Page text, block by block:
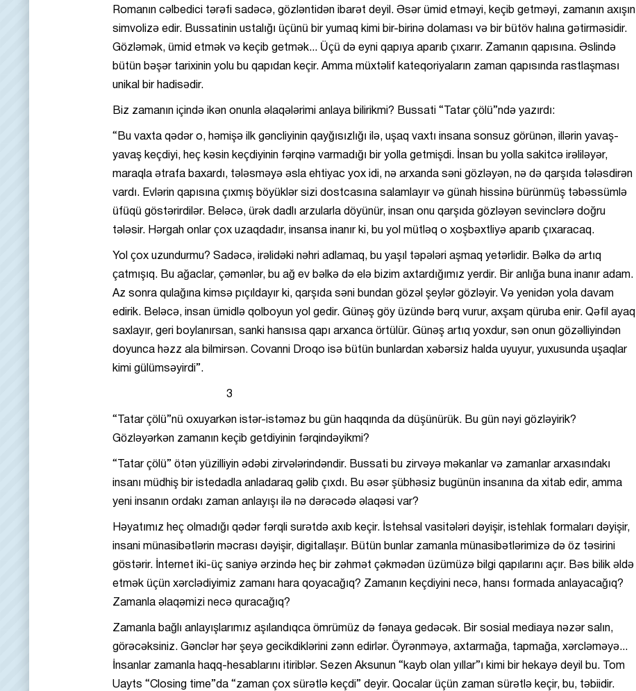
Romanın cəlbedici tərəfi sadəcə, gözləntidən ibarət deyil. Əsər ümid etməyi, keçib getməyi, zamanın axışını
simvolizə edir. Bussatinin ustalığı üçünü bir yumaq kimi bir-birinə dolaması və bir bütöv halına gətirməsidir.
Gözləmək, ümid etmək və keçib getmək... Üçü də eyni qapıya aparıb çıxarır. Zamanın qapısına. Əslində
bütün bəşər tarixinin yolu bu qapıdan keçir. Amma müxtəlif kateqoriyaların zaman qapısında rastlaşması
unikal bir hadisədir.
Biz zamanın içində ikən onunla əlaqələrimi anlaya bilirikmi? Bussati “Tatar çölü”ndə yazırdı:
“Bu vaxta qədər o, həmişə ilk gəncliyinin qayğısızlığı ilə, uşaq vaxtı insana sonsuz görünən, illərin yavaş-
yavaş keçdiyi, heç kəsin keçdiyinin fərqinə varmadığı bir yolla getmişdi. İnsan bu yolla sakitcə irəliləyər,
maraqla ətrafa baxardı, tələsməyə əsla ehtiyac yox idi, nə arxanda səni gözləyən, nə də qarşıda tələsdirən
vardı. Evlərin qapısına çıxmış böyüklər sizi dostcasına salamlayır və günah hissinə bürünmüş təbəssümlə
üfüqü göstərirdilər. Beləcə, ürək dadlı arzularla döyünür, insan onu qarşıda gözləyən sevinclərə doğru
tələsir. Hərgah onlar çox uzaqdadır, insansa inanır ki, bu yol mütləq o xoşbəxtliyə aparıb çıxaracaq.
Yol çox uzundurmu? Sadəcə, irəlidəki nəhri adlamaq, bu yaşıl təpələri aşmaq yetərlidir. Bəlkə də artıq
çatmışıq. Bu ağaclar, çəmənlər, bu ağ ev bəlkə də elə bizim axtardığımız yerdir. Bir anlığa buna inanır adam.
Az sonra qulağına kimsə pıçıldayır ki, qarşıda səni bundan gözəl şeylər gözləyir. Və yenidən yola davam
edirik. Beləcə, insan ümidlə qolboyun yol gedir. Günəş göy üzündə bərq vurur, axşam qüruba enir. Qəfil ayaq
saxlayır, geri boylanırsan, sanki hansısa qapı arxanca örtülür. Günəş artıq yoxdur, sən onun gözəlliyindən
doyunca həzz ala bilmirsən. Covanni Droqo isə bütün bunlardan xəbərsiz halda uyuyur, yuxusunda uşaqlar
kimi gülümsəyirdi”.
3
“Tatar çölü”nü oxuyarkən istər-istəməz bu gün haqqında da düşünürük. Bu gün nəyi gözləyirik?
Gözləyərkən zamanın keçib getdiyinin fərqindəyikmi?
“Tatar çölü” ötən yüzilliyin ədəbi zirvələrindəndir. Bussati bu zirvəyə məkanlar və zamanlar arxasındakı
insanı müdhiş bir istedadla anladaraq gəlib çıxdı. Bu əsər şübhəsiz bugünün insanına da xitab edir, amma
yeni insanın ordakı zaman anlayışı ilə nə dərəcədə əlaqəsi var?
Həyatımız heç olmadığı qədər fərqli surətdə axıb keçir. İstehsal vasitələri dəyişir, istehlak formaları dəyişir,
insani münasibətlərin məcrası dəyişir, digitallaşır. Bütün bunlar zamanla münasibətlərimizə də öz təsirini
göstərir. İnternet iki-üç saniyə ərzində heç bir zəhmət çəkmədən üzümüzə bilgi qapılarını açır. Bəs bilik əldə
etmək üçün xərclədiyimiz zamanı hara qoyacağıq? Zamanın keçdiyini necə, hansı formada anlayacağıq?
Zamanla əlaqəmizi necə quracağıq?
Zamanla bağlı anlayışlarımız aşılandıqca ömrümüz də fənaya gedəcək. Bir sosial mediaya nəzər salın,
görəcəksiniz. Gənclər hər şeyə gecikdiklərini zənn edirlər. Öyrənməyə, axtarmağa, tapmağa, xərcləməyə...
İnsanlar zamanla haqq-hesablarını itiriblər. Sezen Aksunun “kayb olan yıllar”ı kimi bir hekayə deyil bu. Tom
Uayts “Closing time”da “zaman çox sürətlə keçdi” deyir. Qocalar üçün zaman sürətlə keçir, bu, təbiidir.